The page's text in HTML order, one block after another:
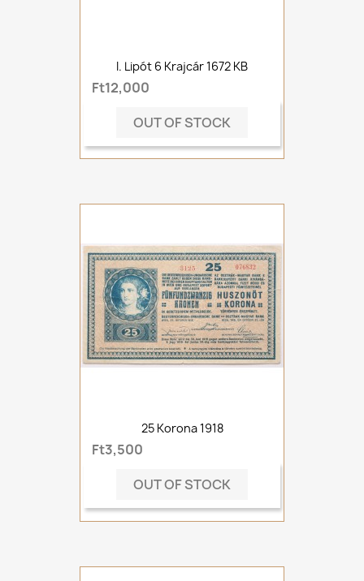
I. Lipót 6 Krajcár 1672 KB
Ft12,000
OUT OF STOCK
25 Korona 1918
Ft3,500
OUT OF STOCK